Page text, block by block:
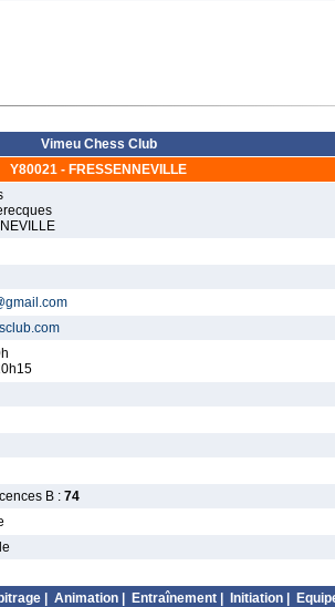
Vimeu Chess Club
Y80021 - FRESSENNEVILLE
B : 74
Animation Entraînement Initiation